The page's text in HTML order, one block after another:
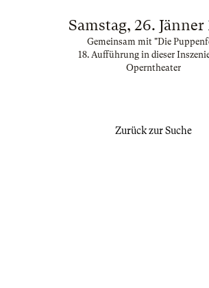
Samstag, 26. Jänner
Gemeinsam mit "Die
18. Aufführung in dieser
Operntheater
Zurück zur Suche